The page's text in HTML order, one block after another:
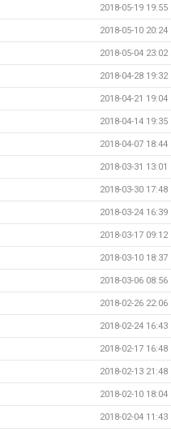
2018-05-19 19:55
2018-05-10 20:24
2018-05-04 23:02
2018-04-28 19:32
2018-04-21 19:04
2018-04-14 19:35
2018-04-07 18:44
2018-03-31 13:01
2018-03-30 17:48
2018-03-24 16:39
2018-03-17 09:12
2018-03-10 18:37
2018-03-06 08:56
2018-02-26 22:06
2018-02-24 16:43
2018-02-17 16:48
2018-02-13 21:48
2018-02-10 18:04
2018-02-04 11:43